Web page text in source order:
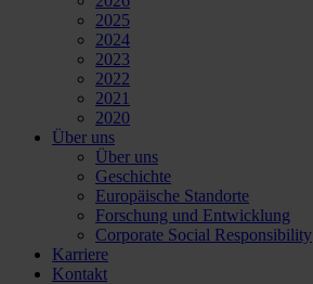
2025
2024
2023
2022
2021
2020
Über uns
Über uns
Geschichte
Europäische Standorte
Forschung und Entwicklung
Corporate Social Responsibility
Karriere
Kontakt